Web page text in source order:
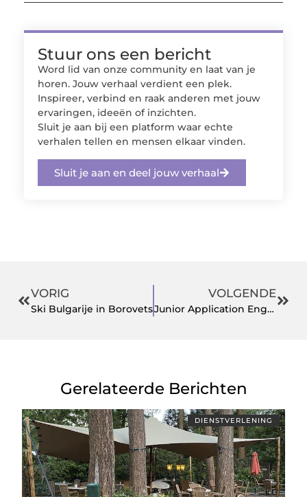
Stuur ons een bericht
Word lid van onze community en laat van je
horen. Jouw verhaal verdient een plek.
Inspireer, verbind en raak anderen met jouw
ervaringen, ideeën of inzichten.
Sluit je aan bij een platform waar echte
verhalen tellen en mensen elkaar vinden.
Sluit je aan en deel jouw verhaal
VORIG
Ski Bulgarije in Borovets
VOLGENDE
Junior Application Engineer
Gerelateerde Berichten
DIENSTVERLENING